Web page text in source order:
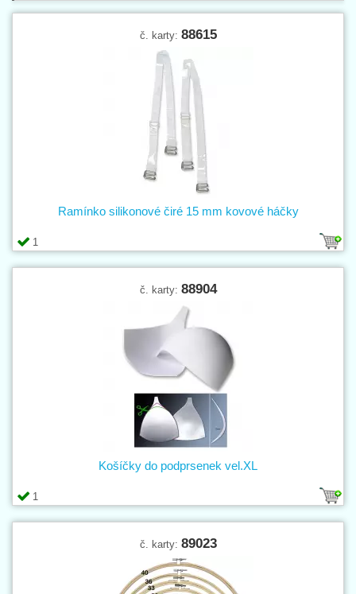
č. karty: 88615
1
Ramínko silikonové čiré 15 mm kovové háčky
č. karty: 88904
1
Košíčky do podprsenek vel.XL
č. karty: 89023